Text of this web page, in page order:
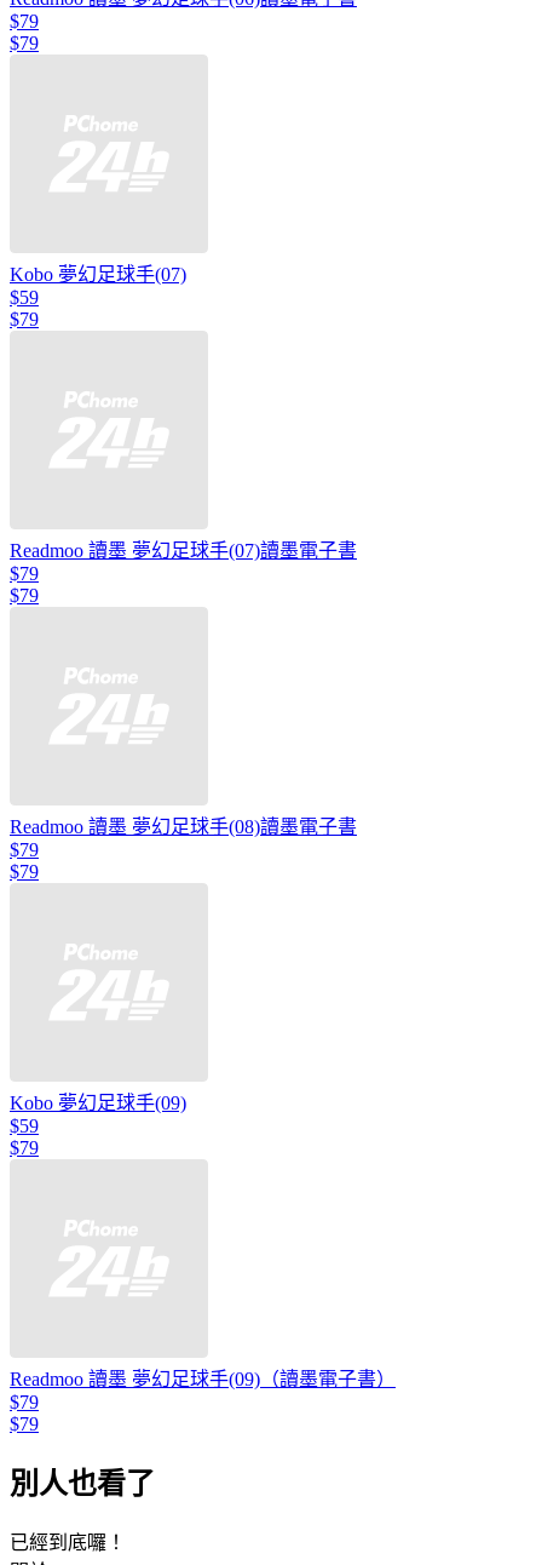
$79
$79
Kobo 夢幻足球手(07)
$59
$79
Readmoo 讀墨 夢幻足球手(07)讀墨電子書
$79
$79
Readmoo 讀墨 夢幻足球手(08)讀墨電子書
$79
$79
Kobo 夢幻足球手(09)
$59
$79
Readmoo 讀墨 夢幻足球手(09)（讀墨電子書）
$79
$79
別人也看了
已經到底囉！